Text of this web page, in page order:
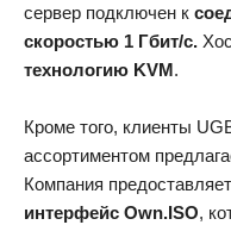
сервер подключен к
скоростью 1 Гбит/с.
технологию KVM.
Кроме того, клиенты
ассортиментом
Компания
интерфейс Own.ISO,